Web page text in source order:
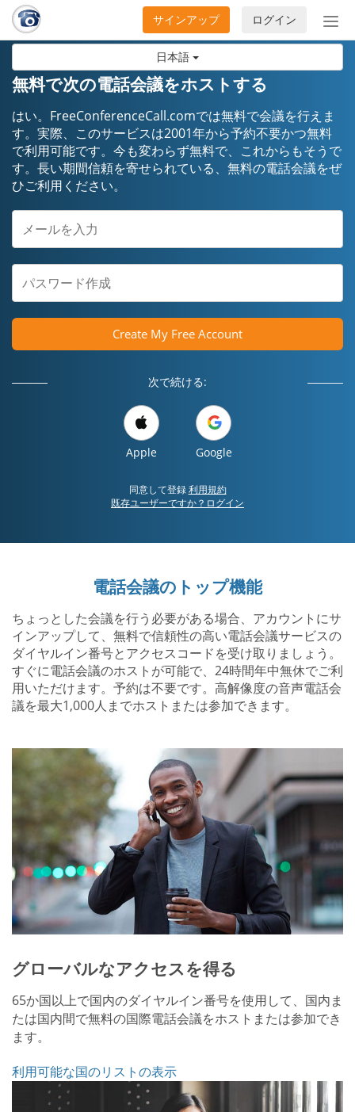
日本語
ナ
ビ
ョ
ン
の
開
ログイン
サインアップ
無料で次の電話会議をホストする
はい。FreeConferenceCall.comでは無料で会議を行えま
す。実際、このサービスは2001年から予約不要かつ無料
で利用可能です。今も変わらず無料で、これからもそうで
す。長い期間信頼を寄せられている、無料の電話会議をぜ
ひご利用ください。
Create My Free Account
次で続ける:
Apple Google
同意して登録利用規約
既存ユーザーですか？ログイン
電話会議のトップ機能
ちょっとした会議を行う必要がある場合、アカウントにサ
インアップして、無料で信頼性の高い電話会議サービスの
ダイヤルイン番号とアクセスコードを受け取りましょう。
すぐに電話会議のホストが可能で、24時間年中無休でご利
用いただけます。予約は不要です。高解像度の音声電話会
議を最大1,000人までホストまたは参加できます。
グローバルなアクセスを得る
65か国以上で国内のダイヤルイン番号を使用して、国内ま
たは国内間で無料の国際電話会議をホストまたは参加でき
ます。
利用可能な国のリストの表示